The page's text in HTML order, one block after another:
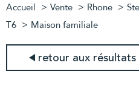
Accueil Vente Rhone
T6
Maison familiale
retour aux résultats